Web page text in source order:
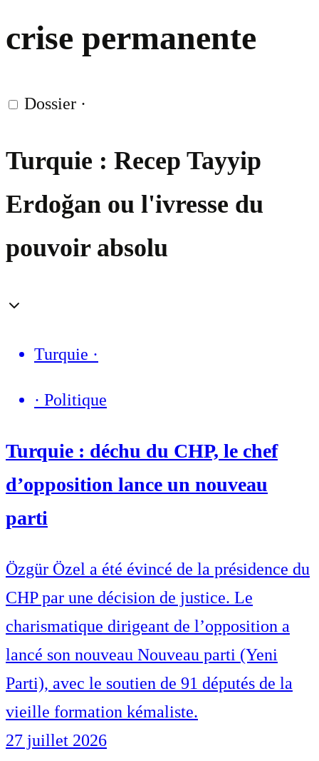
crise permanente
Dossier ·
Turquie : Recep Tayyip
Erdoğan ou l'ivresse du
pouvoir absolu
Turquie ·
· Politique
Turquie : déchu du CHP, le chef
d’opposition lance un nouveau
parti
Özgür Özel a été évincé de la présidence du
CHP par une décision de justice. Le
charismatique dirigeant de l’opposition a
lancé son nouveau Nouveau parti (Yeni
Parti), avec le soutien de 91 députés de la
vieille formation kémaliste.
27 juillet 2026